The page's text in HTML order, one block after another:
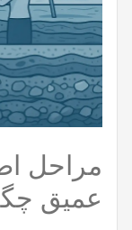
مراحل
عمیق